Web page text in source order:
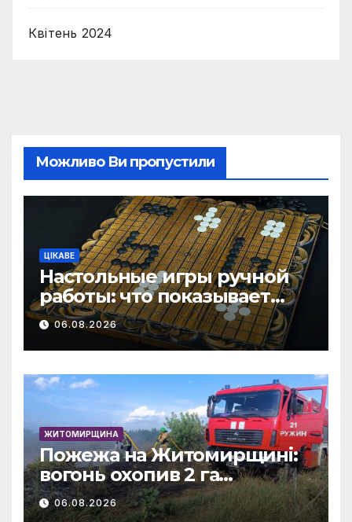
Квітень 2024
Можливо Ви пропустили
ЦІКАВЕ
Настольные игры ручной
работы: что показывает
рынок и почему цифры
говорят сами за себя
06.08.2026
ЖИТОМИРЩИНА
Пожежа на Житомирщині:
вогонь охопив 2 га
(Zhitomir-OnLine)
06.08.2026